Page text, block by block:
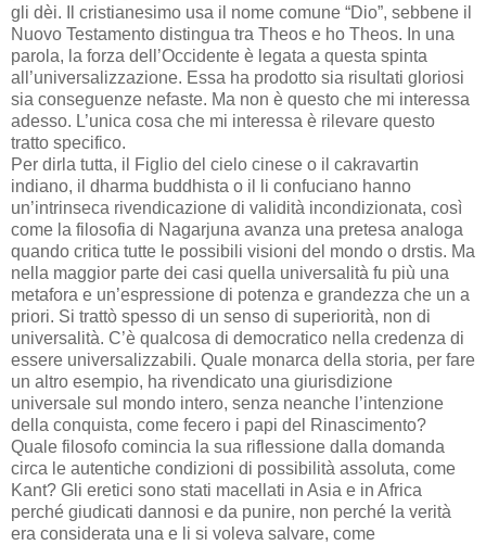
gli dèi. Il cristianesimo usa il nome comune “Dio”, sebbene il
Nuovo Testamento distingua tra Theos e ho Theos. In una
parola, la forza dell’Occidente è legata a questa spinta
all’universalizzazione. Essa ha prodotto sia risultati gloriosi
sia conseguenze nefaste. Ma non è questo che mi interessa
adesso. L’unica cosa che mi interessa è rilevare questo
tratto specifico.
Per dirla tutta, il Figlio del cielo cinese o il cakravartin
indiano, il dharma buddhista o il li confuciano hanno
un’intrinseca rivendicazione di validità incondizionata, così
come la filosofia di Nagarjuna avanza una pretesa analoga
quando critica tutte le possibili visioni del mondo o drstis. Ma
nella maggior parte dei casi quella universalità fu più una
metafora e un’espressione di potenza e grandezza che un a
priori. Si trattò spesso di un senso di superiorità, non di
universalità. C’è qualcosa di democratico nella credenza di
essere universalizzabili. Quale monarca della storia, per fare
un altro esempio, ha rivendicato una giurisdizione
universale sul mondo intero, senza neanche l’intenzione
della conquista, come fecero i papi del Rinascimento?
Quale filosofo comincia la sua riflessione dalla domanda
circa le autentiche condizioni di possibilità assoluta, come
Kant? Gli eretici sono stati macellati in Asia e in Africa
perché giudicati dannosi e da punire, non perché la verità
era considerata una e li si voleva salvare, come